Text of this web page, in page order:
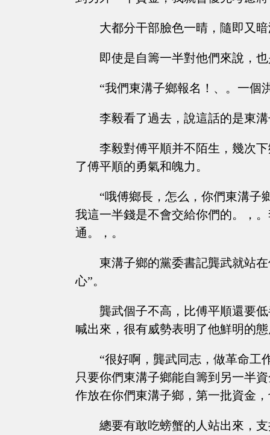
大都分干部臉色一晴，隨即又
即使是自籌一半對他們來說，
“我們東溝子鄉報名！、。一個
李毅看了過去，說這話的是東
李毅對傅平順并不陌生，幾次
了傅平順的勇氣和魄力。
“哦傅鄉長，怎么，你們東溝子
我這一半錢是不會交給你們的。，
通。，。
東溝子鄉的黨委書記龔武就站
心”。
龔武個子不高，比傅平順還要
喊出來，很有威勢表明了他鮮明的
“很好啊，龔武同志，做革命工
只要你們東溝子鄉能自籌到另一半
作放在你們東溝子鄉，第一批資金
總要有敢吃螃蟹的人站出來，